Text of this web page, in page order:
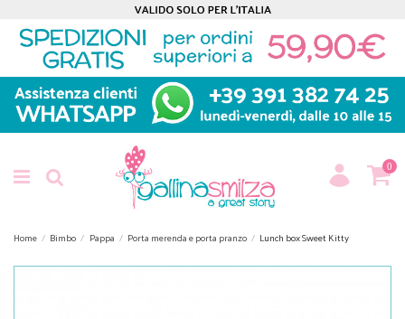
0
Home Bimbo Pappa Porta merenda e porta pranzo Lunch box Sweet Kitty